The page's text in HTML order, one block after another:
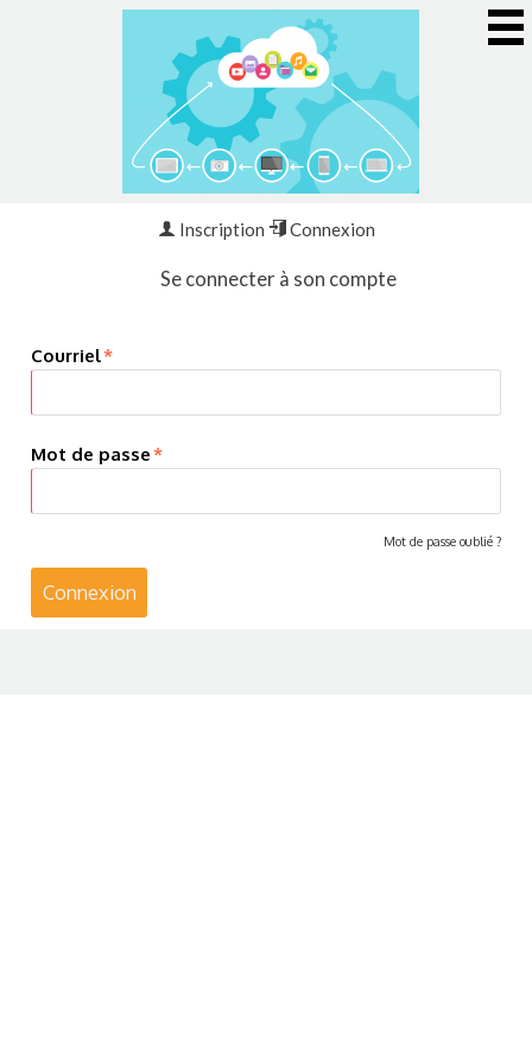
Inscription Connexion
Se connecter à son compte
Courriel*
Mot de passe*
Mot de passe oublié ?